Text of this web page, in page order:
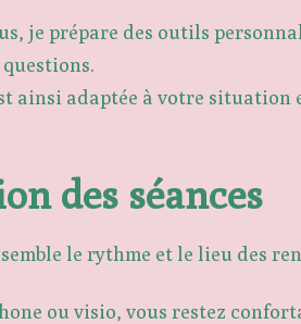
je prépare des outils
ainsi adaptée à votre situation
des séances
le rythme et le lieu des
ou visio, vous restez